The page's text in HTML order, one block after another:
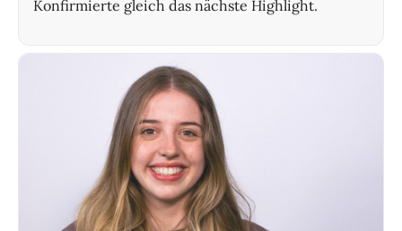
Konfirmierte gleich das nächste Highlight.